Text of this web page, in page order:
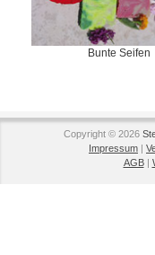
Bunte Seifen
Copyright © 2026
Impressum |
AGB|